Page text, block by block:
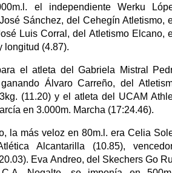
el independiente Werku
Sánchez, del Cehegín Atletismo,
Luis Corral, del Atletismo Elcano,
longitud (4.87).
el atleta del Gabriela Mistral
Álvaro Carreño, del
(11.20) y el atleta del UCAM
en 3.000m. Marcha (17:24.46).
la más veloz en 80m.l. era Celia
Alcantarilla (10.85),
Eva Andreo, del Skechers Go